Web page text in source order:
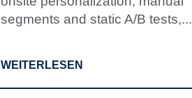
segments and static A/B tests,...
WEITERLESEN